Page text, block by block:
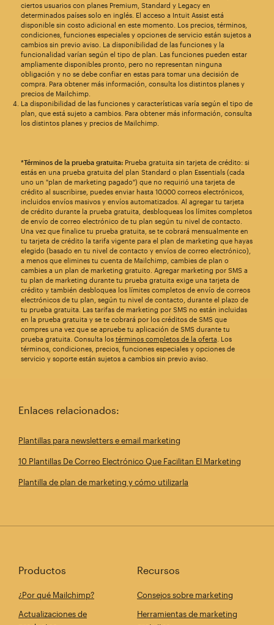
ciertos usuarios con planes Premium, Standard y Legacy en
determinados países solo en inglés. El acceso a Intuit Assist está
disponible sin costo adicional en este momento. Los precios, términos,
condiciones, funciones especiales y opciones de servicio están sujetos a
cambios sin previo aviso. La disponibilidad de las funciones y la
funcionalidad varían según el tipo de plan. Las funciones pueden estar
ampliamente disponibles pronto, pero no representan ninguna
obligación y no se debe confiar en estas para tomar una decisión de
compra. Para obtener más información, consulta los distintos planes y
precios de Mailchimp.
La disponibilidad de las funciones y características varía según el tipo de
plan, que está sujeto a cambios. Para obtener más información, consulta
los distintos planes y precios de Mailchimp.
*Términos de la prueba gratuita:Prueba gratuita sin tarjeta de crédito: si
estás en una prueba gratuita del plan Standard o plan Essentials (cada
uno un "plan de marketing pagado") que no requirió una tarjeta de
crédito al suscribirse, puedes enviar hasta 10.000 correos electrónicos,
incluidos envíos masivos y envíos automatizados. Al agregar tu tarjeta
de crédito durante la prueba gratuita, desbloqueas los límites completos
de envío de correo electrónico de tu plan según tu nivel de contacto.
Una vez que finalice tu prueba gratuita, se te cobrará mensualmente en
tu tarjeta de crédito la tarifa vigente para el plan de marketing que hayas
elegido (basado en tu nivel de contacto y envíos de correo electrónico),
a menos que elimines tu cuenta de Mailchimp, cambies de plan o
cambies a un plan de marketing gratuito. Agregar marketing por SMS a
tu plan de marketing durante tu prueba gratuita exige una tarjeta de
crédito y también desbloquea los límites completos de envío de correos
electrónicos de tu plan, según tu nivel de contacto, durante el plazo de
tu prueba gratuita. Las tarifas de marketing por SMS no están incluidas
en la prueba gratuita y se te cobrará por los créditos de SMS que
compres una vez que se apruebe tu aplicación de SMS durante tu
prueba gratuita. Consulta los términos completos de la oferta . Los
términos, condiciones, precios, funciones especiales y opciones de
servicio y soporte están sujetos a cambios sin previo aviso.
Enlaces relacionados:
Plantillas para newsletters e email marketing
10 Plantillas De Correo Electrónico Que Facilitan El Marketing
Plantilla de plan de marketing y cómo utilizarla
Productos
¿Por qué Mailchimp?
Actualizaciones de
Recursos
Consejos sobre marketing
Herramientas de marketing